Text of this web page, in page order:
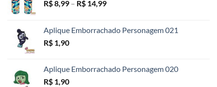
R$8,99 – R$ 14,99Faixa
R$ 8,99
Aplique Emborrachado Personagem 021
R$ 1,90
Aplique Emborrachado Personagem 020
R$ 1,90